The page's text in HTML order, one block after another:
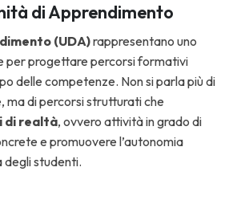
di Apprendimento
(UDA)rappresentano uno
per progettare percorsi formativi
delle competenze. Non si parla più di
ma di percorsi strutturati che
di realtà, ovvero attività in grado di
e promuovere l’autonomia
studenti.